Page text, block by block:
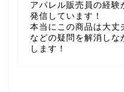
アパレル販売員の経験
発信しています！
本当にこの商品は大丈
などの疑問を解消しな
します！